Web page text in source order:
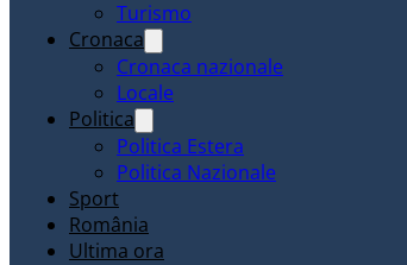
Turismo
Cronaca
Cronaca nazionale
Locale
Politica
Politica Estera
Politica Nazionale
Sport
România
Ultima ora